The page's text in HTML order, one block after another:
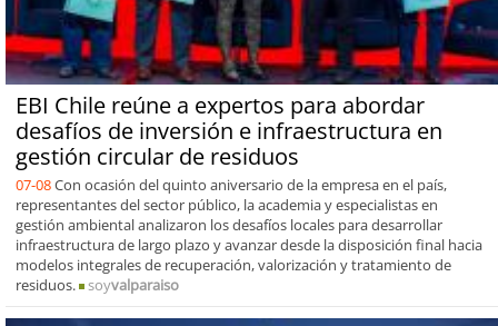
EBI Chile reúne a expertos para abordar
desafíos de inversión e infraestructura en
gestión circular de residuos
07-08Con ocasión del quinto aniversario de la empresa en el país,
representantes del sector público, la academia y especialistas en
gestión ambiental analizaron los desafíos locales para desarrollar
infraestructura de largo plazo y avanzar desde la disposición final hacia
modelos integrales de recuperación, valorización y tratamiento de
residuos.
soyvalparaiso